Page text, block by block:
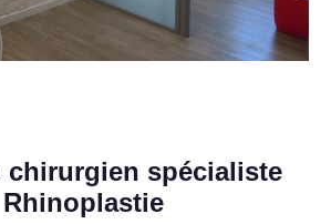
chirurgien spécialiste
Rhinoplastie